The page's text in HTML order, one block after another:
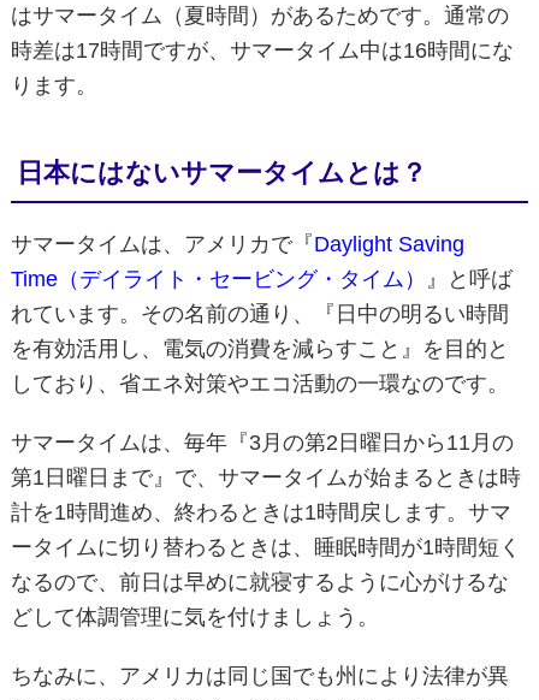
はサマータイム（夏時間）があるためです。通常の
時差は17時間ですが、サマータイム中は16時間にな
ります。
日本にはないサマータイムとは？
サマータイムは、アメリカで『Daylight Saving
Time（デイライト・セービング・タイム）
』と呼ば
れています。その名前の通り、『日中の明るい時間
を有効活用し、電気の消費を減らすこと』を目的と
しており、省エネ対策やエコ活動の一環なのです。
サマータイムは、毎年『3月の第2日曜日から11月の
第1日曜日まで』で、サマータイムが始まるときは時
計を1時間進め、終わるときは1時間戻します。サマ
ータイムに切り替わるときは、睡眠時間が1時間短く
なるので、前日は早めに就寝するように心がけるな
どして体調管理に気を付けましょう。
ちなみに、アメリカは同じ国でも州により法律が異